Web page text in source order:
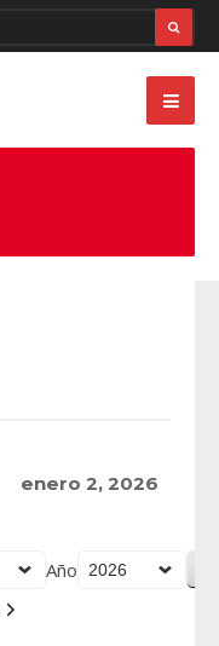
enero 2, 2026
Año